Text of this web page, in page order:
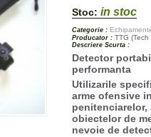
Stoc: in stoc
Categorie :
Producator : TTG (Tech
Descriere Scurta :
Detector
performanta
Utilizarile
arme ofensive
obiectelor de
nevoie de